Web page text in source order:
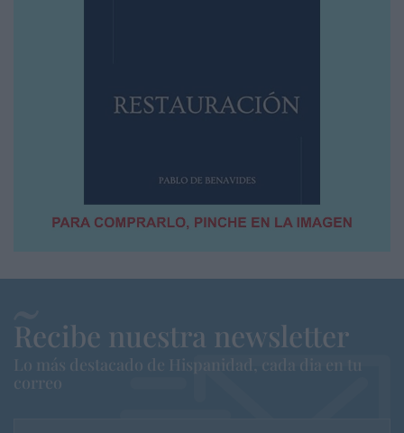
Recibe nuestra newsletter
Lo más destacado de Hispanidad, cada dia en tu
correo